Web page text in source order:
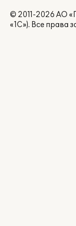
© 2011-2026 АО
«1С»). Все права